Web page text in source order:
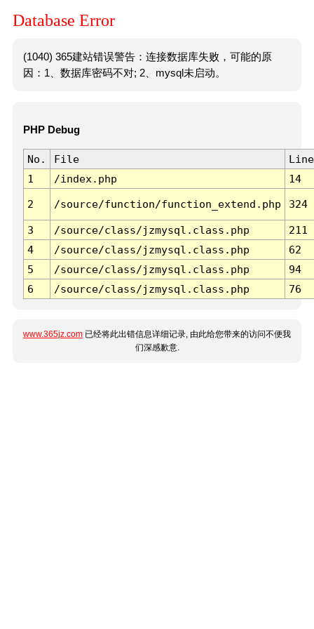
Database Error
(1040) 365建站错误警告：连接数据库失败，可能的原
因：1、数据库密码不对; 2、mysql未启动。
PHP Debug
No. File
Line
1
/index.php 14
2 /source/function/function_extend.php 324
3 /source/class/jzmysql.class.php
211
4
/source/class/jzmysql.class.php
62
5
/source/class/jzmysql.class.php
94
6
/source/class/jzmysql.class.php 76
www.365jz.com 已经将此出错信息详细记录, 由此给您带来的访问不便我
们深感歉意.